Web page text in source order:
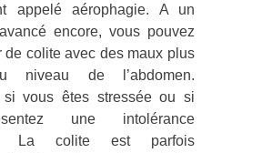
appelé aérophagie. A un
encore, vous pouvez
de colite avec des maux plus
niveau de l’abdomen.
si vous êtes stressée ou si
une intolérance
La colite est parfois